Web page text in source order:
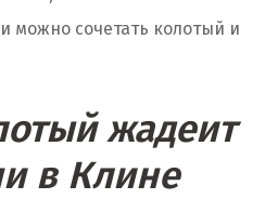
можно сочетать колотый и
жадеит
в Клине